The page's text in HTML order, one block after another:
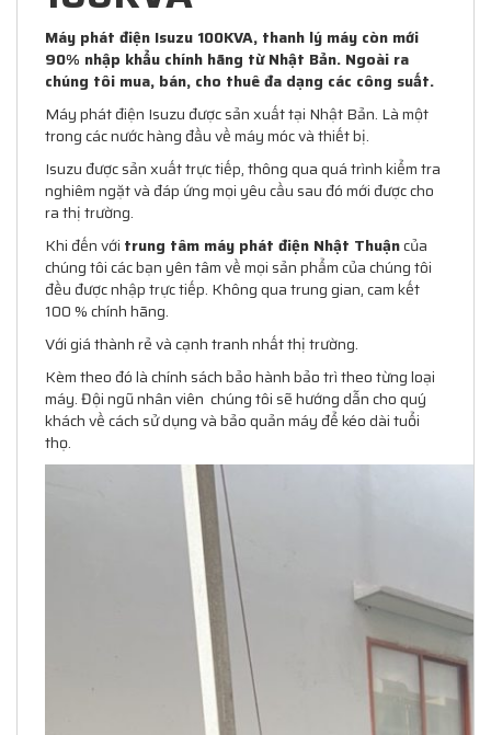
Máy phát điện Isuzu 100KVA, thanh lý máy còn mới
90% nhập khẩu chính hãng từ Nhật Bản. Ngoài ra
chúng tôi mua, bán, cho thuê đa dạng các công suất.
Máy phát điện Isuzu được sản xuất tại Nhật Bản. Là một
trong các nước hàng đầu về máy móc và thiết bị.
Isuzu được sản xuất trực tiếp, thông qua quá trình kiểm tra
nghiêm ngặt và đáp ứng mọi yêu cầu sau đó mới được cho
ra thị trường.
Khi đến với trung tâm máy phát điện Nhật Thuậncủa
chúng tôi các bạn yên tâm về mọi sản phẩm của chúng tôi
đều được nhập trực tiếp. Không qua trung gian, cam kết
100 % chính hãng.
Với giá thành rẻ và cạnh tranh nhất thị trường.
Kèm theo đó là chính sách bảo hành bảo trì theo từng loại
máy. Đội ngũ nhân viên chúng tôi sẽ hướng dẫn cho quý
khách về cách sử dụng và bảo quản máy để kéo dài tuổi
thọ.